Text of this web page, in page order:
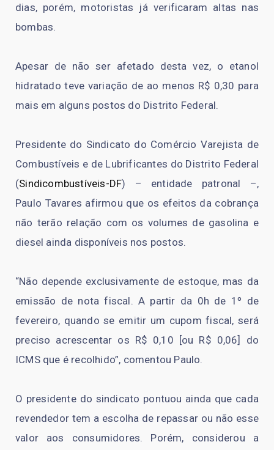
dias, porém, motoristas já verificaram altas nas
bombas.
Apesar de não ser afetado desta vez, o etanol
hidratado teve variação de ao menos R$ 0,30 para
mais em alguns postos do Distrito Federal.
Presidente do Sindicato do Comércio Varejista de
Combustíveis e de Lubrificantes do Distrito Federal
(Sindicombustíveis-DF) – entidade patronal –,
Paulo Tavares afirmou que os efeitos da cobrança
não terão relação com os volumes de gasolina e
diesel ainda disponíveis nos postos.
“Não depende exclusivamente de estoque, mas da
emissão de nota fiscal. A partir da 0h de 1º de
fevereiro, quando se emitir um cupom fiscal, será
preciso acrescentar os R$ 0,10 [ou R$ 0,06] do
ICMS que é recolhido”, comentou Paulo.
O presidente do sindicato pontuou ainda que cada
revendedor tem a escolha de repassar ou não esse
valor aos consumidores. Porém, considerou a